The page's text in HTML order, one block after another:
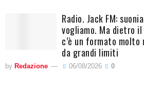
Radio. Jack FM:
vogliamo. Ma dietro
c’è un formato molto
da grandi limiti
by Redazione 06/08/2026 0